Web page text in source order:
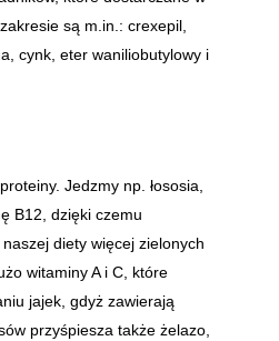
są m.in.: crexepil,
cynk, eter waniliobutylowy i
Jedzmy np. łososia,
B12, dzięki czemu
diety więcej zielonych
witaminy A i C, które
jajek, gdyż zawierają
przyśpiesza także żelazo,